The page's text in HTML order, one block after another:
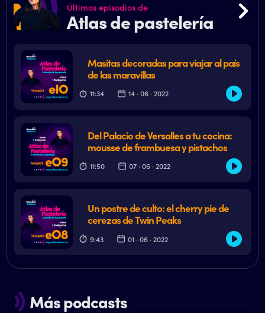
Últimos episodios de
Atlas de pastelería
Masitas decoradas para viajar al país
de las maravillas
11:34 14 · 06 · 2022
Del Palacio de Versalles a tu cocina:
mousse de frambuesa y pistachos
11:50 07 · 06 · 2022
Un postre de culto: el cherry pie de
cerezas de Twin Peaks
9:43 01 · 06 · 2022
Más podcasts